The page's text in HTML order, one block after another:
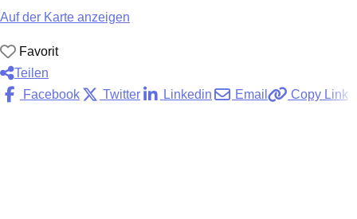
Auf der Karte anzeigen
Favorit
Teilen
Facebook
Twitter Linkedin Email Copy Link